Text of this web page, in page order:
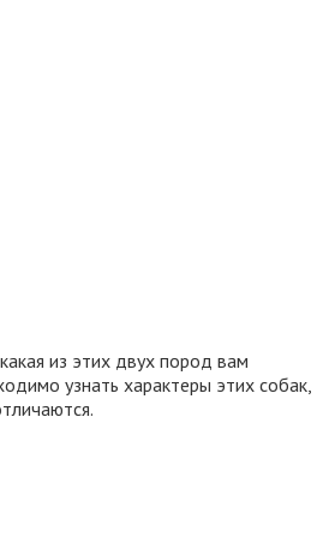
из этих двух пород вам
узнать характеры этих собак,